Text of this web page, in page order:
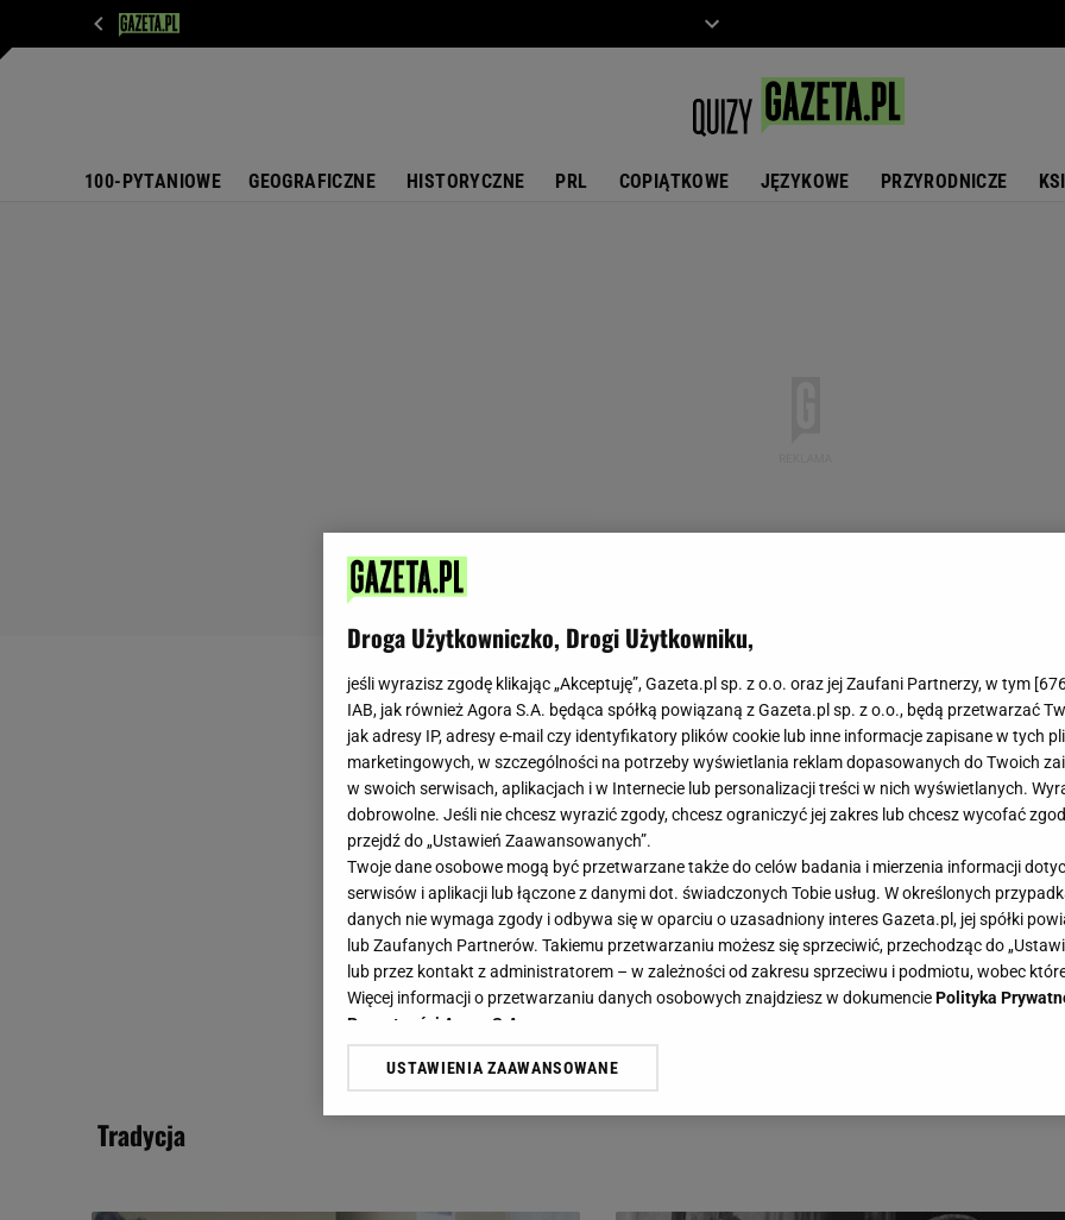
100-PYTANIOWE GEOGRAFICZNE HISTORYCZNE PRL COPIĄTKOWE JĘZYKOWE PRZYRODNICZE
tradycja
Droga Użytkowniczko, Drogi Użytkowniku,
jeśli wyrazisz zgodę klikając „Akceptuję”, Gazeta.pl sp. z o.o. oraz jej Zaufani Partnerzy, w tym [
IAB, jak również Agora S.A. będąca spółką powiązaną z Gazeta.pl sp. z o.o., będą przetwarzać
jak adresy IP, adresy e-mail czy identyfikatory plików cookie lub inne informacje zapisane w tych
marketingowych, w szczególności na potrzeby wyświetlania reklam dopasowanych do Twoich
w swoich serwisach, aplikacjach i w Internecie lub personalizacji treści w nich wyświetlanych.
dobrowolne. Jeśli nie chcesz wyrazić zgody, chcesz ograniczyć jej zakres lub chcesz wycofać
przejdź do „Ustawień Zaawansowanych”.
Twoje dane osobowe mogą być przetwarzane także do celów badania i mierzenia informacji
serwisów i aplikacji lub łączone z danymi dot. świadczonych Tobie usług. W określonych
danych nie wymaga zgody i odbywa się w oparciu o uzasadniony interes Gazeta.pl, jej spółki
lub Zaufanych Partnerów. Takiemu przetwarzaniu możesz się sprzeciwić, przechodząc do
lub przez kontakt z administratorem – w zależności od zakresu sprzeciwu i podmiotu, wobec
Więcej informacji o przetwarzaniu danych osobowych znajdziesz w dokumenciePolityka
Prywatności Agora S.A.
Klikając „Akceptuję” wyrażasz też zgodę na zainstalowanie i przechowywanie plików cookie
USTAWIENIA ZAAWANSOWANE